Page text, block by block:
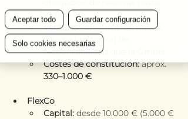
25.000 €
Ventajas: constitución rápida,
misma limitación de
responsabilidad que la GmbH
Costes de constitución: aprox.
330–1.000 €
FlexCo
Capital: desde 10.000 € (5.000 €
Aceptar todo Guardar configuración
Solo cookies necesarias